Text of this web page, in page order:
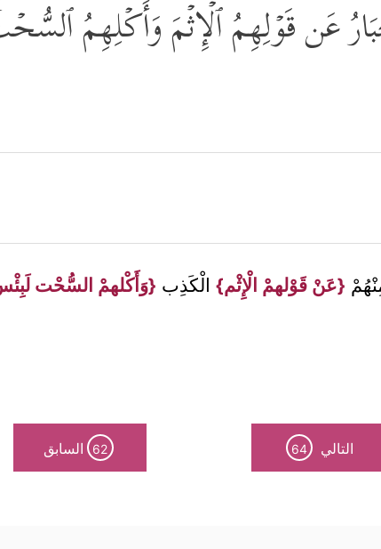
عَن قَوۡلِهِمُ ٱلۡإِثۡمَ وَأَكۡلِهِمُ
{عَنْ قَوْلهمْ الْإِثْم} الْكَذِب {وَأَكْلهمْ السُّحْت
التالي 64
62 السابق